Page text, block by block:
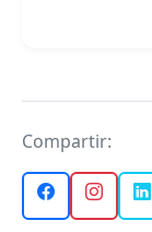
Compartir: